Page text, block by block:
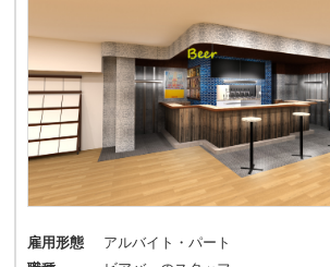
雇用形態
アルバイト・パート